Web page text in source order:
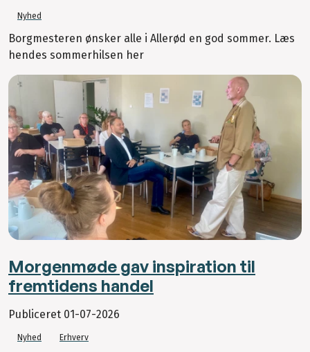
Nyhed
Borgmesteren ønsker alle i Allerød en god sommer. Læs
hendes sommerhilsen her
Morgenmøde gav inspiration til
fremtidens handel
Publiceret 01-07-2026
Nyhed Erhverv